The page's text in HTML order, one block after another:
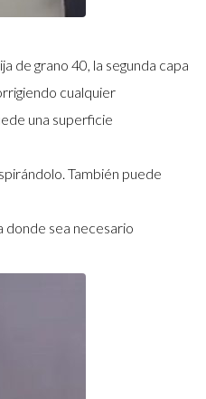
de grano 40, la segunda capa
cualquier
una superficie
También puede
sea necesario